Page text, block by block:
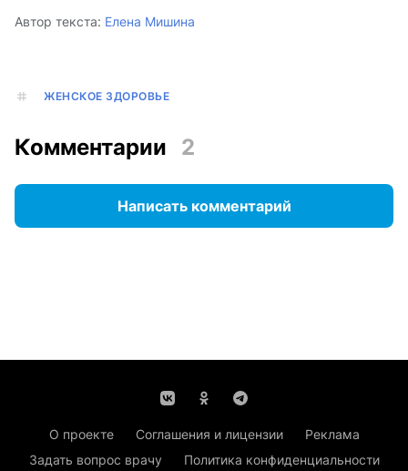
Автор текста: Елена Мишина
ЖЕНСКОЕ ЗДОРОВЬЕ
Комментарии 2
Написать комментарий
О проекте Соглашения и лицензии
Реклама
Задать вопрос врачу
Политика конфиденциальности